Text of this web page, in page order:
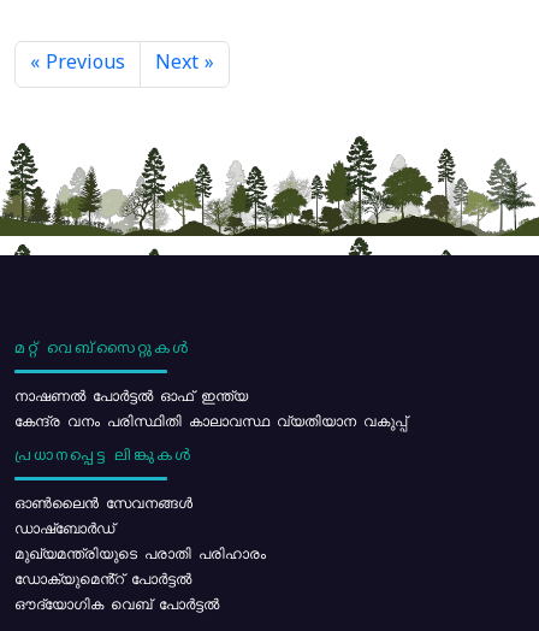
« Previous Next »
മറ്റ് വെബ്സൈറ്റുകൾ
നാഷണൽ പോർട്ടൽ ഓഫ് ഇന്ത്യ
കേന്ദ്ര വനം പരിസ്ഥിതി കാലാവസ്ഥ വ്യതിയാന വകുപ്പ്
പ്രധാനപ്പെട്ട ലിങ്കുകൾ
ഓൺലൈൻ സേവനങ്ങൾ
ഡാഷ്ബോർഡ്
മുഖ്യമന്ത്രിയുടെ പരാതി പരിഹാരം
ഡോക്യുമെൻ്റ് പോർട്ടൽ
ഔദ്യോഗിക വെബ് പോർട്ടൽ